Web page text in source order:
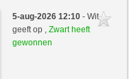
5-aug-2026 12:10- Wit
geeft op ,Zwart heeft
gewonnen